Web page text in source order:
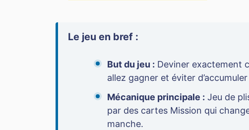
Le jeu en bref :
But du jeu : Deviner exactement
allez gagner et éviter
Mécanique principale : Jeu de
par des cartes Mission qui
manche.